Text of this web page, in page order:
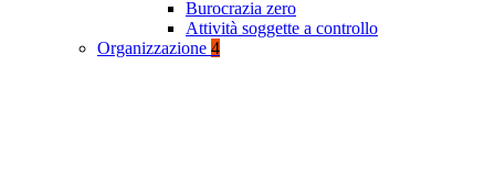
Burocrazia zero
Attività soggette a controllo
Organizzazione 4